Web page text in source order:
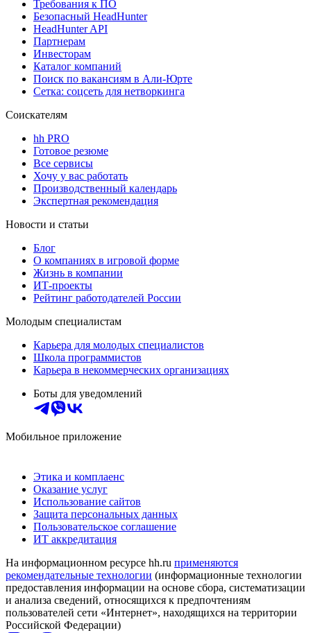
Требования к ПО
Безопасный HeadHunter
HeadHunter API
Партнерам
Инвесторам
Каталог компаний
Поиск по вакансиям в Али-Юрте
Сетка: соцсеть для нетворкинга
Соискателям
hh PRO
Готовое резюме
Все сервисы
Хочу у вас работать
Производственный календарь
Экспертная рекомендация
Новости и статьи
Блог
О компаниях в игровой форме
Жизнь в компании
ИТ-проекты
Рейтинг работодателей России
Молодым специалистам
Карьера для молодых специалистов
Школа программистов
Карьера в некоммерческих организациях
Боты для уведомлений
Мобильное приложение
Этика и комплаенс
Оказание услуг
Использование сайтов
Защита персональных данных
Пользовательское соглашение
ИТ аккредитация
На информационном ресурсе hh.ru применяются
рекомендательные технологии (информационные технологии
предоставления информации на основе сбора, систематизации
и анализа сведений, относящихся к предпочтениям
пользователей сети «Интернет», находящихся на территории
Российской Федерации)